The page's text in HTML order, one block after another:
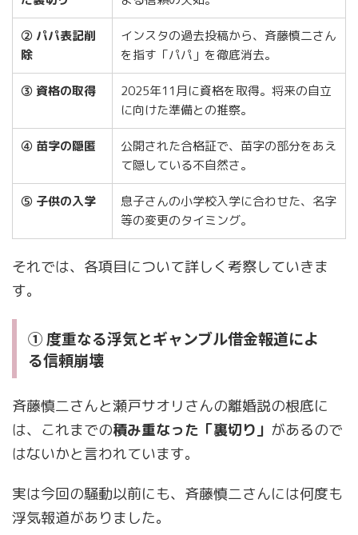
② パパ表記削
除
インスタの過去投稿から、斉藤慎二さん
を指す「パパ」を徹底消去。
③ 資格の取得
2025年11月に資格を取得。将来の自立
に向けた準備との推察。
④ 苗字の隠匿
公開された合格証で、苗字の部分をあえ
て隠している不自然さ。
⑤ 子供の入学
息子さんの小学校入学に合わせた、名字
等の変更のタイミング。
それでは、各項目について詳しく考察していきま
す。
① 度重なる浮気とギャンブル借金報道によ
る信頼崩壊
斉藤慎二さんと瀬戸サオリさんの離婚説の根底に
は、これまでの積み重なった「裏切り」 があるので
はないかと言われています。
実は今回の騒動以前にも、斉藤慎二さんには何度も
浮気報道がありました。